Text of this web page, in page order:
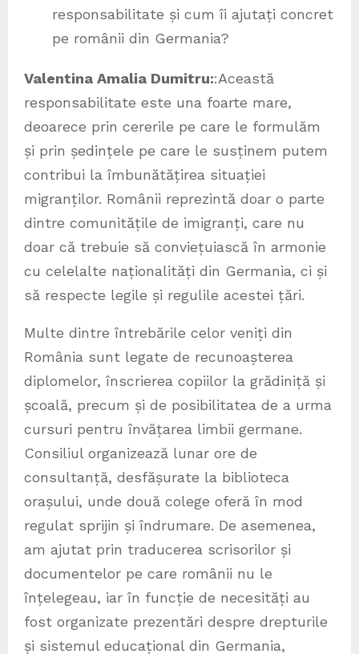
responsabilitate și cum îi ajutați concret
pe românii din Germania?
Valentina Amalia Dumitru::Această
responsabilitate este una foarte mare,
deoarece prin cererile pe care le formulăm
și prin ședințele pe care le susținem putem
contribui la îmbunătățirea situației
migranților. Românii reprezintă doar o parte
dintre comunitățile de imigranți, care nu
doar că trebuie să conviețuiască în armonie
cu celelalte naționalități din Germania, ci și
să respecte legile și regulile acestei țări.
Multe dintre întrebările celor veniți din
România sunt legate de recunoașterea
diplomelor, înscrierea copiilor la grădiniță și
școală, precum și de posibilitatea de a urma
cursuri pentru învățarea limbii germane.
Consiliul organizează lunar ore de
consultanță, desfășurate la biblioteca
orașului, unde două colege oferă în mod
regulat sprijin și îndrumare. De asemenea,
am ajutat prin traducerea scrisorilor și
documentelor pe care românii nu le
înțelegeau, iar în funcție de necesități au
fost organizate prezentări despre drepturile
și sistemul educațional din Germania,